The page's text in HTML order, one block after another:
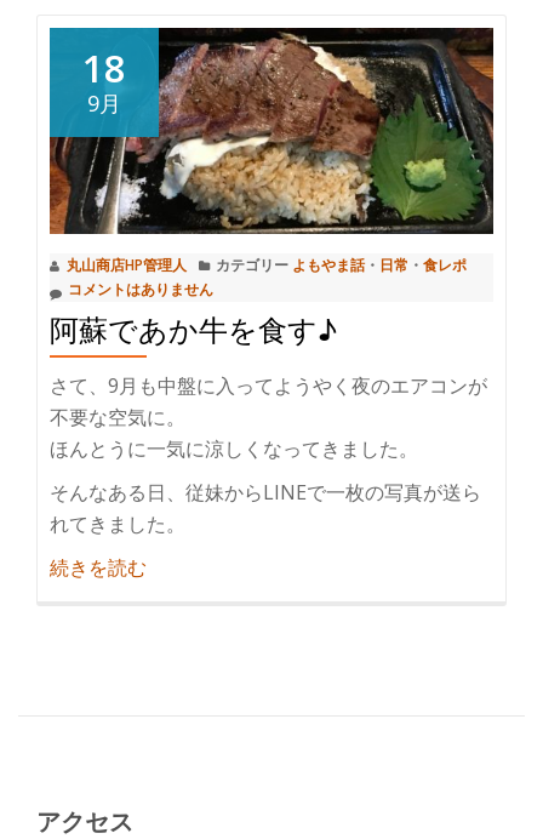
な！
寝
る
と
死
ぬ
ぞ！！
(注：
温
泉
の
話
で
す)
18
9月
丸山商店HP管理人 カテゴリー よもやま話・ 日常 ・ 食レポ
コメントはありません
阿蘇であか牛を食す♪
さて、9月も中盤に入ってようやく夜のエアコンが
不要な空気に。
ほんとうに一気に涼しくなってきました。
そんなある日、従妹からLINEで一枚の写真が送ら
れてきました。
続きを読む
あ
アクセス